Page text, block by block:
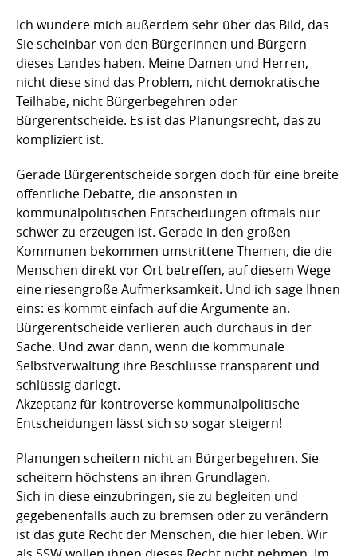
Ich wundere mich außerdem sehr über das Bild, das
Sie scheinbar von den Bürgerinnen und Bürgern
dieses Landes haben. Meine Damen und Herren,
nicht diese sind das Problem, nicht demokratische
Teilhabe, nicht Bürgerbegehren oder
Bürgerentscheide. Es ist das Planungsrecht, das zu
kompliziert ist.
Gerade Bürgerentscheide sorgen doch für eine breite
öffentliche Debatte, die ansonsten in
kommunalpolitischen Entscheidungen oftmals nur
schwer zu erzeugen ist. Gerade in den großen
Kommunen bekommen umstrittene Themen, die die
Menschen direkt vor Ort betreffen, auf diesem Wege
eine riesengroße Aufmerksamkeit. Und ich sage Ihnen
eins: es kommt einfach auf die Argumente an.
Bürgerentscheide verlieren auch durchaus in der
Sache. Und zwar dann, wenn die kommunale
Selbstverwaltung ihre Beschlüsse transparent und
schlüssig darlegt.
Akzeptanz für kontroverse kommunalpolitische
Entscheidungen lässt sich so sogar steigern!
Planungen scheitern nicht an Bürgerbegehren. Sie
scheitern höchstens an ihren Grundlagen.
Sich in diese einzubringen, sie zu begleiten und
gegebenenfalls auch zu bremsen oder zu verändern
ist das gute Recht der Menschen, die hier leben. Wir